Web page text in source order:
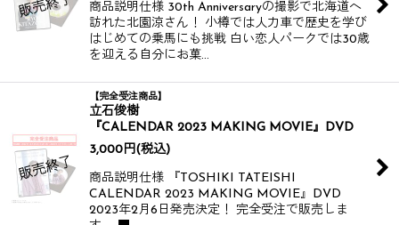
商品説明仕様 30th Anniversaryの撮影で北海道へ
訪れた北園涼さん！ 小樽では人力車で歴史を学び
はじめての乗馬にも挑戦 白い恋人パークでは30歳
を迎える自分にお菓…
【完全受注商品】
立石俊樹
『CALENDAR 2023 MAKING MOVIE』DVD
3,000 円(税込)
商品説明仕様 『TOSHIKI TATEISHI
CALENDAR 2023 MAKING MOVIE』DVD
2023年2月6日発売決定！ 完全受注で販売しま